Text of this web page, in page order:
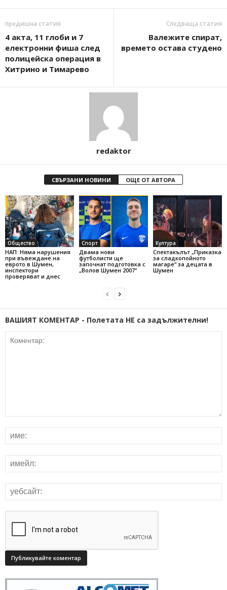
предишна статия
4 акта, 11 глоби и 7
електронни фиша след
полицейска операция в
Хитрино и Тимарево
Следваща статия
Валежите спират,
времето остава студено
redaktor
СВЪРЗАНИ НОВИНИ ОЩЕ ОТ АВТОРА
Общество
НАП: Няма нарушения
при въвеждане на
еврото в Шумен,
инспектори
проверяват и днес
Спорт
Двама нови
футболисти ще
започнат подготовка с
„Волов Шумен 2007“
Култура
Спектакълът „Приказка
за сладкопойното
магаре“ за децата в
Шумен
ВАШИЯТ КОМЕНТАР - Полетата НЕ са задължителни!